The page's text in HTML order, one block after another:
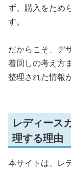
ず、購入をため
す。
だからこそ、デ
着回しの考え方
整理された情報
レディース
理する理由
本サイトは、レ